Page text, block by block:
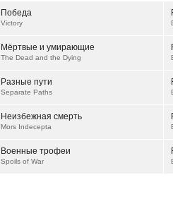
Победа
Victory
Мёртвые и умирающие
The Dead and the Dying
Разные пути
Separate Paths
Неизбежная смерть
Mors Indecepta
Военные трофеи
Spoils of War